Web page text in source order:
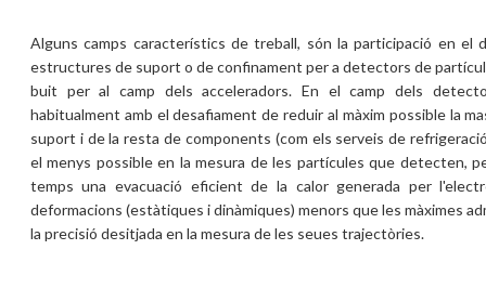
Alguns camps característics de treball, són la participació en el
estructures de suport o de confinament per a detectors de
buit per al camp dels acceleradors. En el camp dels
habitualment amb el desafiament de reduir al màxim possible la
suport i de la resta de components (com els serveis de
el menys possible en la mesura de les partícules que detecten,
temps una evacuació eficient de la calor generada per
deformacions (estàtiques i dinàmiques) menors que les màximes
la precisió desitjada en la mesura de les seues trajectòries.